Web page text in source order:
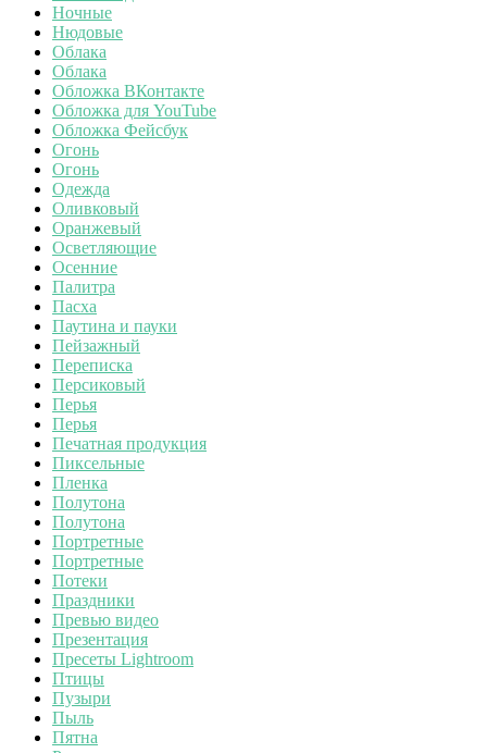
Ночные
Нюдовые
Облака
Облака
Обложка ВКонтакте
Обложка для YouTube
Обложка Фейсбук
Огонь
Огонь
Одежда
Оливковый
Оранжевый
Осветляющие
Осенние
Палитра
Пасха
Паутина и пауки
Пейзажный
Переписка
Персиковый
Перья
Перья
Печатная продукция
Пиксельные
Пленка
Полутона
Полутона
Портретные
Портретные
Потеки
Праздники
Превью видео
Презентация
Пресеты Lightroom
Птицы
Пузыри
Пыль
Пятна